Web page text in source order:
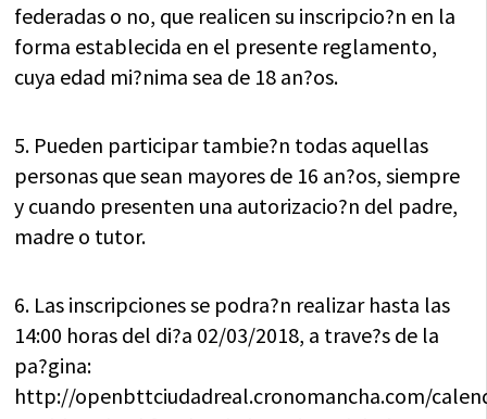
federadas o no, que realicen su inscripcio?n en la
forma establecida en el presente reglamento,
cuya edad mi?nima sea de 18 an?os.
5. Pueden participar tambie?n todas aquellas
personas que sean mayores de 16 an?os, siempre
y cuando presenten una autorizacio?n del padre,
madre o tutor.
6. Las inscripciones se podra?n realizar hasta las
14:00 horas del di?a 02/03/2018, a trave?s de la
pa?gina:
http://openbttciudadreal.cronomancha.com/